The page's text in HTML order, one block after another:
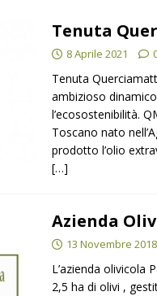
Tenuta
8 Aprile 2021
Tenuta
ambizioso
l’ecosostenibilità.
Toscano nato
prodotto l’olio
[…]
Azienda
13 Novembre 2018
L’azienda olivicola
2,5 ha di olivi ,